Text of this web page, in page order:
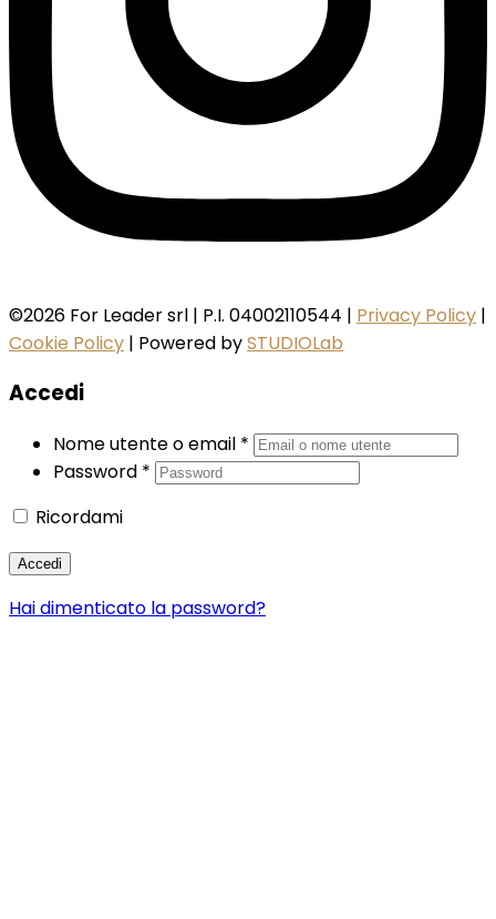
©2026 For Leader srl | P.I. 04002110544 | Privacy Policy |
Cookie Policy | Powered bySTUDIOLab
Accedi
Nome utente o email *
Password *
Ricordami
Accedi
Hai dimenticato la password?